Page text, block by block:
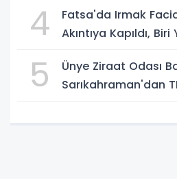
4
Fatsa'da Irmak
Akıntıya Kapıldı,
5
Ünye Ziraat Odası
Sarıkahraman'dan